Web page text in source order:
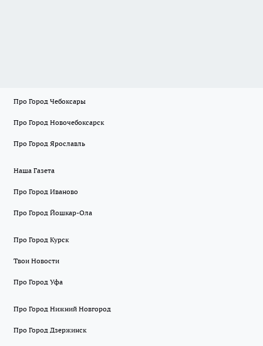
Про Город Чебоксары
Про Город Новочебоксарск
Про Город Ярославль
Наша Газета
Про Город Иваново
Про Город Йошкар-Ола
Про Город Курск
Твои Новости
Про Город Уфа
Про Город Нижний Новгород
Про Город Дзержинск